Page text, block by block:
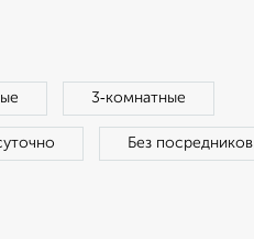
3‑комнатные
Без посредников